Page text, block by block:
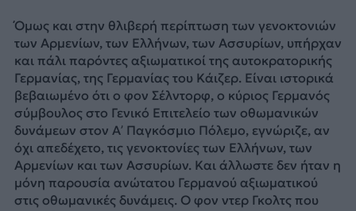
Όμως και στην θλιβερή περίπτωση των γενοκτονιών
των Αρμενίων, των Ελλήνων, των Ασσυρίων, υπήρχαν
και πάλι παρόντες αξιωματικοί της αυτοκρατορικής
Γερμανίας, της Γερμανίας του Κάιζερ. Είναι ιστορικά
βεβαιωμένο ότι ο φον Σέλντορφ, ο κύριος Γερμανός
σύμβουλος στο Γενικό Επιτελείο των οθωμανικών
δυνάμεων στον Α’ Παγκόσμιο Πόλεμο, εγνώριζε, αν
όχι απεδέχετο, τις γενοκτονίες των Ελλήνων, των
Αρμενίων και των Ασσυρίων. Και άλλωστε δεν ήταν η
μόνη παρουσία ανώτατου Γερμανού αξιωματικού
στις οθωμανικές δυνάμεις. Ο φον ντερ Γκολτς που